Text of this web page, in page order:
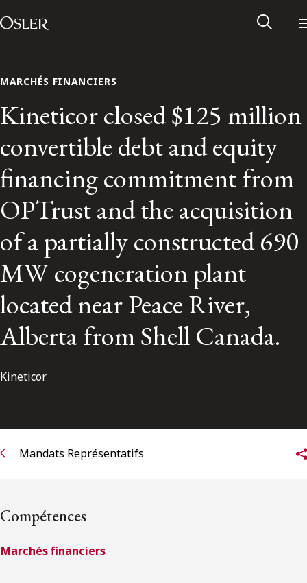
Passer au contenu
Main Navigation
Réseau des anciens d’Osler
Contactez-nous
ENGLISH
MARCHÉS FINANCIERS
Kineticor closed $125 million
convertible debt and equity
financing commitment from
OPTrust and the acquisition
of a partially constructed 690
MW cogeneration plant
located near Peace River,
Alberta from Shell Canada.
Kineticor
Mandats Représentatifs
Compétences
Marchés financiers